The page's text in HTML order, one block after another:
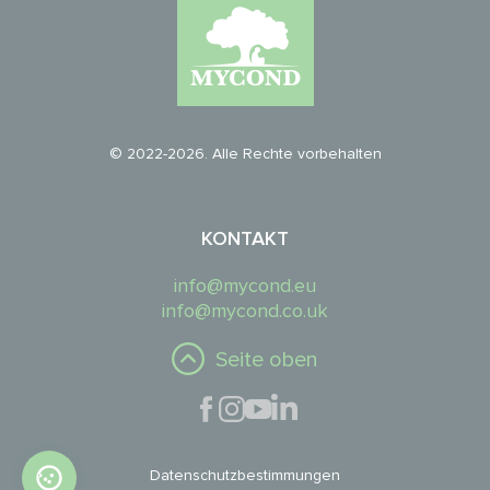
© 2022-2026. Alle Rechte vorbehalten
KONTAKT
info@mycond.eu
info@mycond.co.uk
Seite oben
Datenschutzbestimmungen